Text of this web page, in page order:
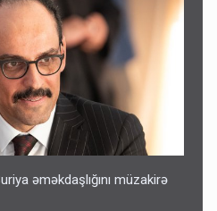
əməkdaşlığını müzakirə